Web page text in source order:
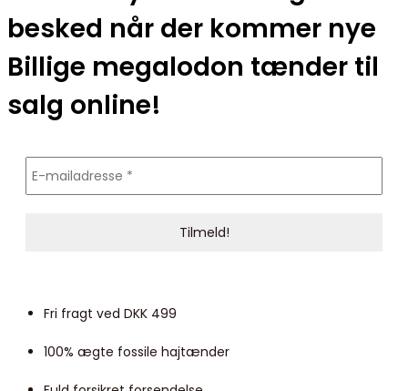
besked når der kommer nye
Billige megalodon tænder til
salg online!
Fri fragt ved DKK 499
100% ægte fossile hajtænder